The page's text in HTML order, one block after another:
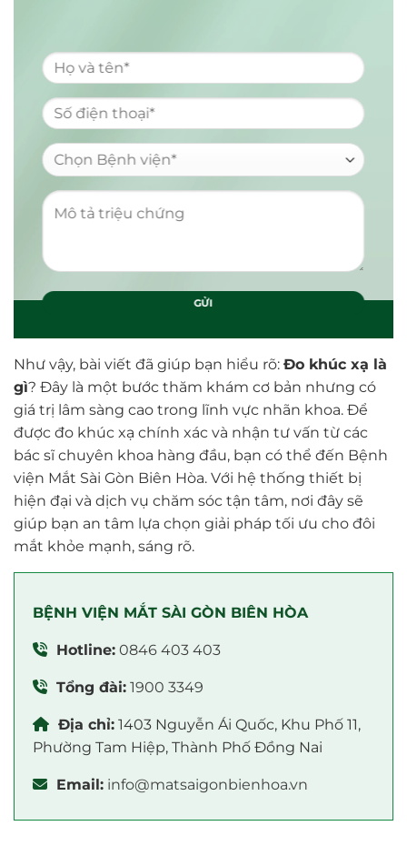
Như vậy, bài viết đã giúp bạn hiểu rõ: Đo khúc xạ là
gì? Đây là một bước thăm khám cơ bản nhưng có
giá trị lâm sàng cao trong lĩnh vực nhãn khoa. Để
được đo khúc xạ chính xác và nhận tư vấn từ các
bác sĩ chuyên khoa hàng đầu, bạn có thể đến Bệnh
viện Mắt Sài Gòn Biên Hòa. Với hệ thống thiết bị
hiện đại và dịch vụ chăm sóc tận tâm, nơi đây sẽ
giúp bạn an tâm lựa chọn giải pháp tối ưu cho đôi
mắt khỏe mạnh, sáng rõ.
BỆNH VIỆN MẮT SÀI GÒN BIÊN HÒA
Hotline: 0846 403 403
Tổng đài: 1900 3349
Địa chỉ: 1403 Nguyễn Ái Quốc, Khu Phố 11,
Phường Tam Hiệp, Thành Phố Đồng Nai
Email: info@matsaigonbienhoa.vn